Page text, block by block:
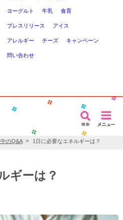
ヨーグルト 牛乳 食育
プレスリリース アイス
アレルギー チーズ キャンペーン
問い合わせ
のQ&A 1日に必要なエネルギーは？
ギーは？